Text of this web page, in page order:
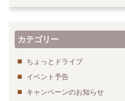
カテゴリー
ちょっとドライブ
イベント予告
キャンペーンのお知らせ